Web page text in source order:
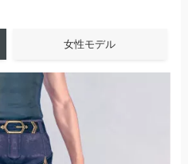
女性モデル